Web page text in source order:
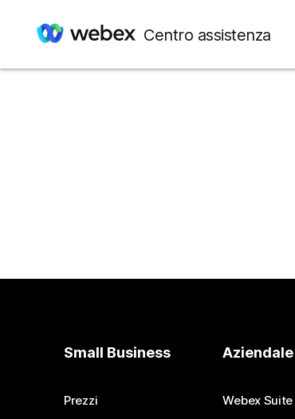
Centro assistenza
Small Business
Prezzi
Aziendale
Webex Suite